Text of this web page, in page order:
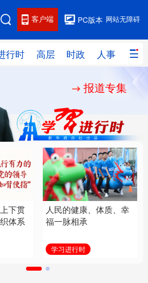
网站无障碍
PC版本
客户端
行时 高层 时政 人事 国际
网站地图
人事
财经 网评
思客智库 全球连线 教育
科创 量子 体育
书画 健康 军事
视频 图片 政务
报道专集
下贯
体系
人民的健康、体质、幸
福一脉相承
学习进行时